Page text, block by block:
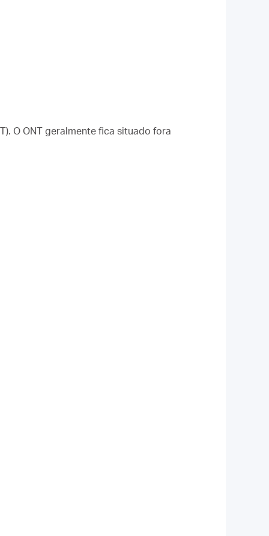
O ONT geralmente fica situado fora